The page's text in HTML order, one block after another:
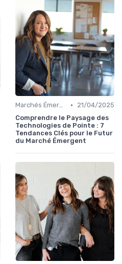
Marchés Émergents •
21/04/2025
Comprendre le Paysage des
Technologies de Pointe : 7
Tendances Clés pour le Futur
du Marché Émergent